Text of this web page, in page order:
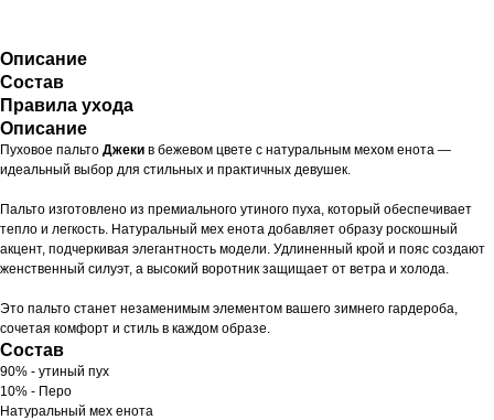
Описание
Состав
Правила ухода
Описание
Пуховое пальто Джеки в бежевом цвете с натуральным мехом енота —
идеальный выбор для стильных и практичных девушек.
Пальто изготовлено из премиального утиного пуха, который обеспечивает
тепло и легкость. Натуральный мех енота добавляет образу роскошный
акцент, подчеркивая элегантность модели. Удлиненный крой и пояс создают
женственный силуэт, а высокий воротник защищает от ветра и холода.
Это пальто станет незаменимым элементом вашего зимнего гардероба,
сочетая комфорт и стиль в каждом образе.
Состав
90% - утиный пух
10% - Перо
Натуральный мех енота